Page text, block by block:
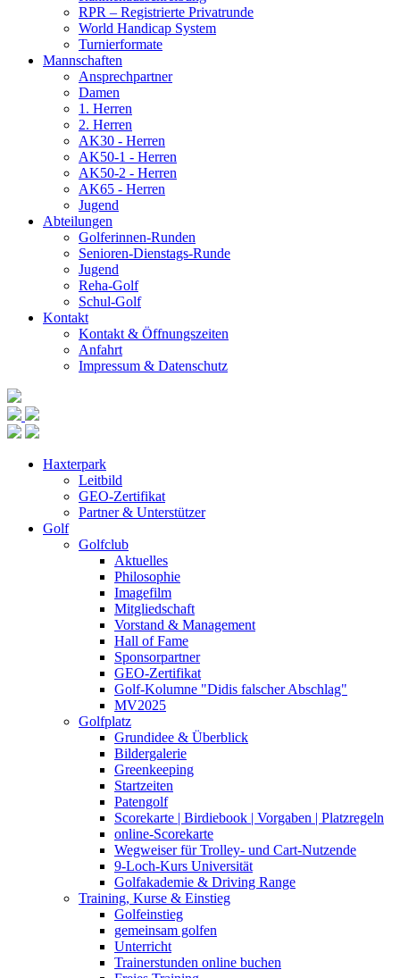
RPR – Registrierte Privatrunde
World Handicap System
Turnierformate
Mannschaften
Ansprechpartner
Damen
1. Herren
2. Herren
AK30 - Herren
AK50-1 - Herren
AK50-2 - Herren
AK65 - Herren
Jugend
Abteilungen
Golferinnen-Runden
Senioren-Dienstags-Runde
Jugend
Reha-Golf
Schul-Golf
Kontakt
Kontakt & Öffnungszeiten
Anfahrt
Impressum & Datenschutz
Haxterpark
Leitbild
GEO-Zertifikat
Partner & Unterstützer
Golf
Golfclub
Aktuelles
Philosophie
Imagefilm
Mitgliedschaft
Vorstand & Management
Hall of Fame
Sponsorpartner
GEO-Zertifikat
Golf-Kolumne "Didis falscher Abschlag"
MV2025
Golfplatz
Grundidee & Überblick
Bildergalerie
Greenkeeping
Startzeiten
Patengolf
Scorekarte | Birdiebook | Vorgaben | Platzregeln
online-Scorekarte
Wegweiser für Trolley- und Cart-Nutzende
9-Loch-Kurs Universität
Golfakademie & Driving Range
Training, Kurse & Einstieg
Golfeinstieg
gemeinsam golfen
Unterricht
Trainerstunden online buchen